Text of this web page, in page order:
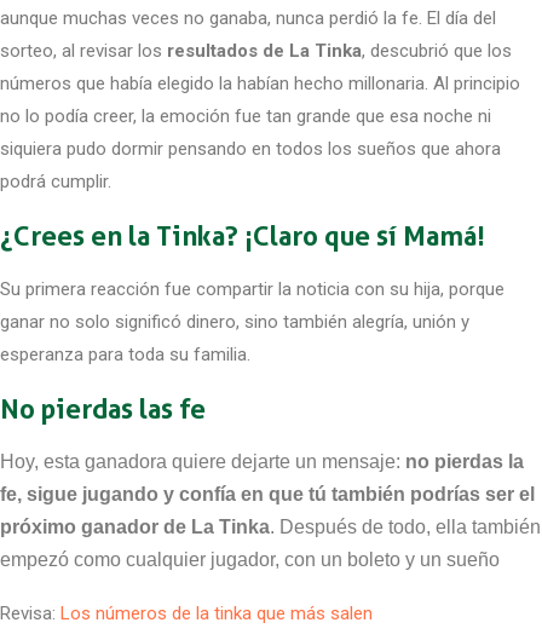
aunque muchas veces no ganaba, nunca perdió la fe. El día del
sorteo, al revisar los resultados de La Tinka, descubrió que los
números que había elegido la habían hecho millonaria. Al principio
no lo podía creer, la emoción fue tan grande que esa noche ni
siquiera pudo dormir pensando en todos los sueños que ahora
podrá cumplir.
¿Crees en la Tinka? ¡Claro que sí Mamá!
Su primera reacción fue compartir la noticia con su hija, porque
ganar no solo significó dinero, sino también alegría, unión y
esperanza para toda su familia.
No pierdas las fe
Hoy, esta ganadora quiere dejarte un mensaje: no pierdas la
fe, sigue jugando y confía en que tú también podrías ser el
próximo ganador de La Tinka. Después de todo, ella también
empezó como cualquier jugador, con un boleto y un sueño
Revisa: Los números de la tinka que más salen